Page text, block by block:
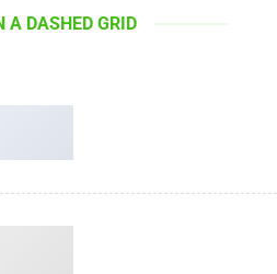
A DASHED GRID